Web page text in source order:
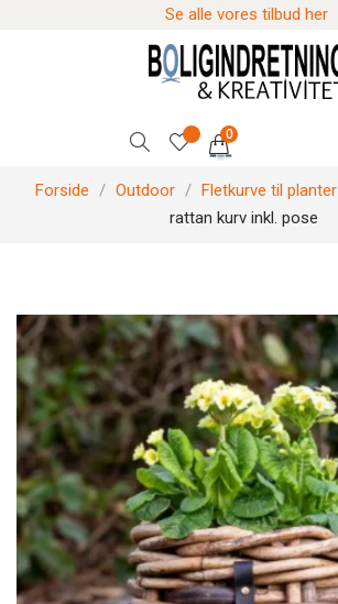
Se alle vores tilbud her
0
Forside Outdoor Fletkurve til planter
rattan kurv inkl. pose